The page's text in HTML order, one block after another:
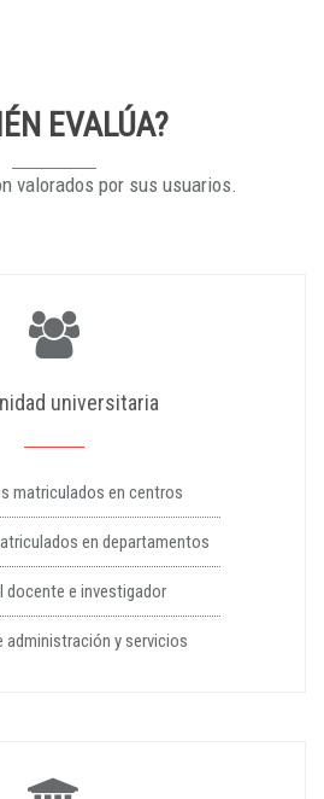
EVALÚA?
valorados por sus usuarios.
universitaria
matriculados en centros
en departamentos
docente e investigador
administración y servicios